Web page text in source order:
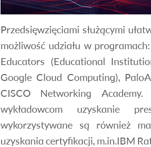
Przedsięwzięciami służącymi
możliwość udziału w
Educators (Educational
Google Cloud Computing),
CISCO Networking
wykładowcom uzyskanie
wykorzystywane są również
uzyskania certyfikacji, m.in.IBM